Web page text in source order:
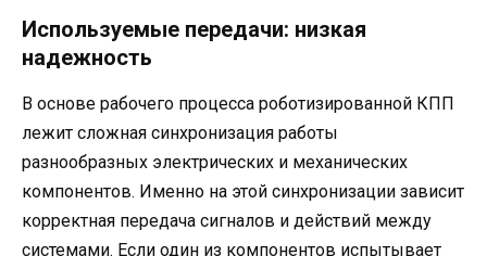
Используемые передачи: низкая
надежность
В основе рабочего процесса роботизированной КПП
лежит сложная синхронизация работы
разнообразных электрических и механических
компонентов. Именно на этой синхронизации зависит
корректная передача сигналов и действий между
системами. Если один из компонентов испытывает